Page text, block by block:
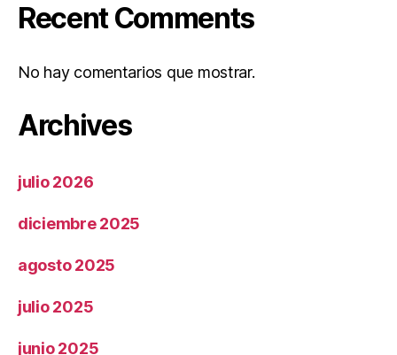
Recent Comments
No hay comentarios que mostrar.
Archives
julio 2026
diciembre 2025
agosto 2025
julio 2025
junio 2025